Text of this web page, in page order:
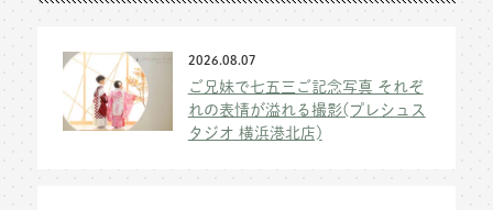
2026.08.07
ご兄妹で七五三ご記念写真 それぞ
れの表情が溢れる撮影(プレシュス
タジオ 横浜港北店)